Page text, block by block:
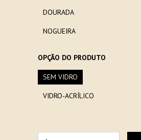
DOURADA
NOGUEIRA
OPÇÃO DO PRODUTO
SEM VIDRO
VIDRO-ACRÍLICO